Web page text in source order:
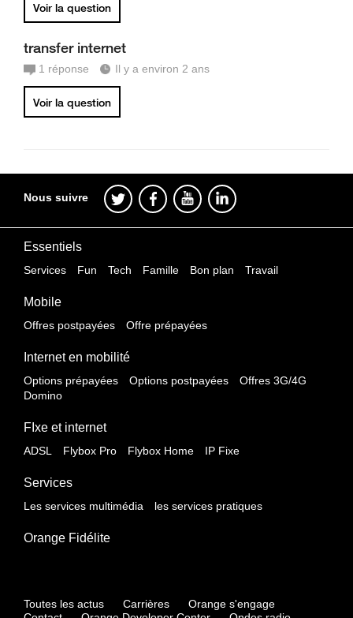
Voir la question
transfer internet
1 réponse Il y a environ 2 ans
Voir la question
Nous suivre
Essentiels
Services Fun Tech Famille Bon plan Travail
Mobile
Offres postpayées Offre prépayées
Internet en mobilité
Options prépayées Options postpayées
Offres 3G/4G
Domino
FIxe et internet
ADSL Flybox Pro Flybox Home IP Fixe
Services
Les services multimédia les services pratiques
Orange Fidélite
Toutes les actus Carrières
Orange s'engage